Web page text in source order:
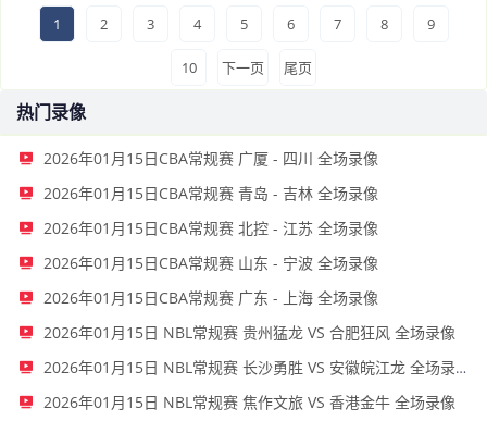
1 2 3 4 5 6 7 8 9
10 下一页 尾页
热门录像
2026年01月15日CBA常规赛 广厦 - 四川 全场录像
2026年01月15日CBA常规赛 青岛 - 吉林 全场录像
2026年01月15日CBA常规赛 北控 - 江苏 全场录像
2026年01月15日CBA常规赛 山东 - 宁波 全场录像
2026年01月15日CBA常规赛 广东 - 上海 全场录像
2026年01月15日 NBL常规赛 贵州猛龙 VS 合肥狂风 全场录像
2026年01月15日 NBL常规赛 长沙勇胜 VS 安徽皖江龙 全场录像
2026年01月15日 NBL常规赛 焦作文旅 VS 香港金牛 全场录像